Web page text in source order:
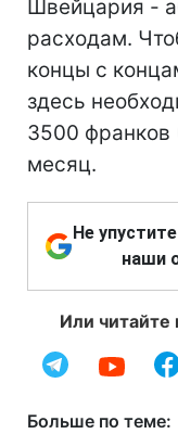
Швейцария -
расходам.
концы с
здесь
3500 франков
месяц.
Не
наши
Или читайте
Больше по теме: